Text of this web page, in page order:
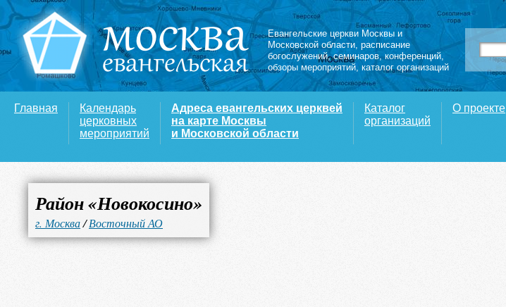
Евангельские церкви Москвы и
Московской области, расписание
богослужений,семинаров,конференций,
обзоры мероприятий, каталог организаций
Главная
Календарь
церковных
мероприятий
Адреса евангельских церквей
на карте Москвы
и Московской области
Каталог
организаций
О проекте
Район «Новокосино»
г. Москва/Восточный АО